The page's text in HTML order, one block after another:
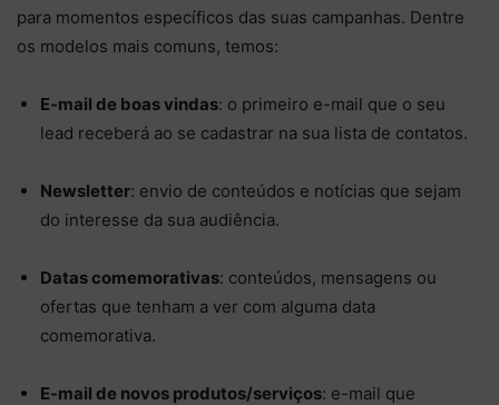
para momentos específicos das suas campanhas. Dentre
os modelos mais comuns, temos:
E-mail de boas vindas: o primeiro e-mail que o seu
lead receberá ao se cadastrar na sua lista de contatos.
Newsletter: envio de conteúdos e notícias que sejam
do interesse da sua audiência.
Datas comemorativas: conteúdos, mensagens ou
ofertas que tenham a ver com alguma data
comemorativa.
E-mail de novos produtos/serviços: e-mail que